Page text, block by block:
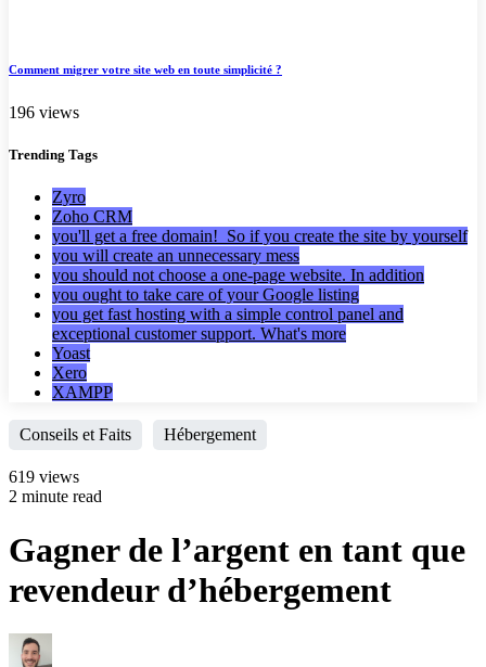
Comment migrer votre site web en toute simplicité ?
196 views
Trending Tags
Zyro
Zoho CRM
you'll get a free domain! So if you create the site by yourself
you will create an unnecessary mess
you should not choose a one-page website. In addition
you ought to take care of your Google listing
you get fast hosting with a simple control panel and
exceptional customer support. What's more
Yoast
Xero
XAMPP
Conseils et Faits Hébergement
619 views
2 minute read
Gagner de l’argent en tant que
revendeur d’hébergement